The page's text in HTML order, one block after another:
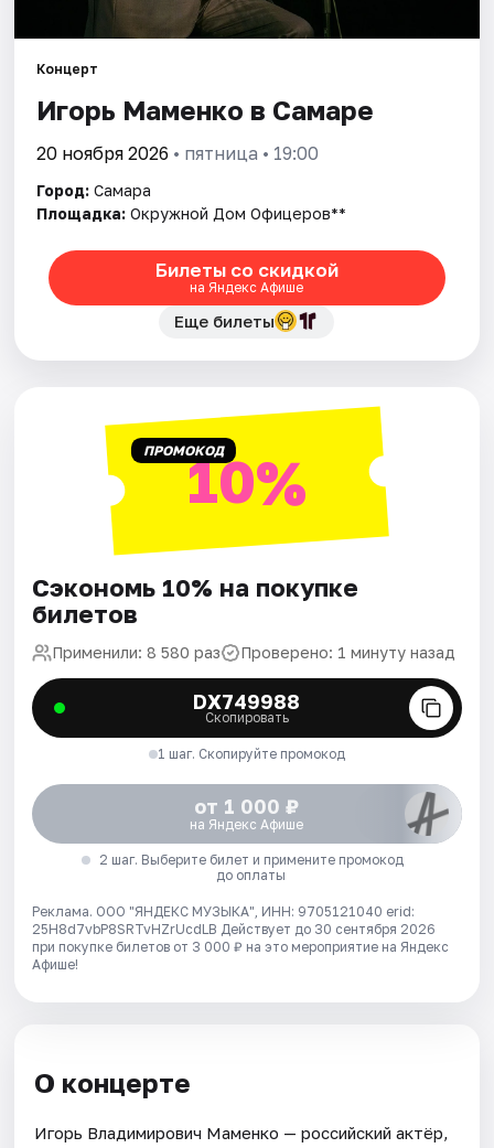
Площадки
Артисты
Рейтинги
Концерт
Игорь Маменко в Самаре
20 ноября 2026 • пятница • 19:00
Город: Самара
Площадка: Окружной Дом Офицеров**
Билеты со скидкой
на Яндекс Афише
Еще билеты
ПРОМОКОД10%
Сэкономь 10% на покупке
билетов
Применили: 8 580 раз Проверено: 1 минуту назад
DX749988
Скопировать
1 шаг. Скопируйте промокод
от 1 000 ₽
на Яндекс Афише
2 шаг. Выберите билет и примените промокод
до оплаты
Реклама. ООО "ЯНДЕКС МУЗЫКА", ИНН: 9705121040 erid:
25H8d7vbP8SRTvHZrUcdLB Действует до 30 сентября 2026
при покупке билетов от 3 000 ₽ на это мероприятие на Яндекс
Афише!
О концерте
Игорь Владимирович Маменко — российский актёр,